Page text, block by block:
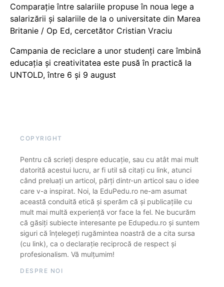
Comparație între salariile propuse în noua lege a
salarizării și salariile de la o universitate din Marea
Britanie / Op Ed, cercetător Cristian Vraciu
Campania de reciclare a unor studenți care îmbină
educația și creativitatea este pusă în practică la
UNTOLD, între 6 și 9 august
COPYRIGHT
Pentru că scrieți despre educație, sau cu atât mai mult
datorită acestui lucru, ar fi util să citați cu link, atunci
când preluați un articol, părți dintr-un articol sau o idee
care v-a inspirat. Noi, la EduPedu.ro ne-am asumat
această conduită etică și sperăm că și publicațiile cu
mult mai multă experiență vor face la fel. Ne bucurăm
că găsiți subiecte interesante pe Edupedu.ro și suntem
siguri că înțelegeți rugămintea noastră de a cita sursa
(cu link), ca o declarație reciprocă de respect și
profesionalism. Vă mulțumim!
DESPRE NOI